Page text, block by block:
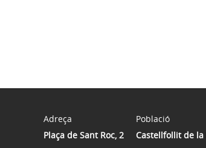
Adreça
Plaça de Sant Roc, 2
Població
Castellfollit de la